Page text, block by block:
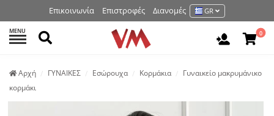
Επικοινωνία Επιστροφές Διανομές GR
MENU Αναζήτηση 0
Аρχή ΓΥΝΑΙΚΕΣ Εσώρουχα Κορμάκια
Γυναικείο μακρυμάνικο
κορμάκι